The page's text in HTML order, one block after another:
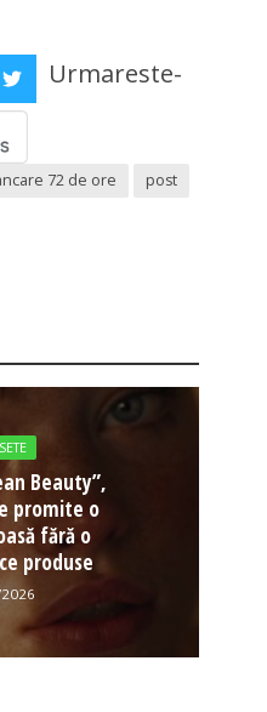
Urmareste-
72 de ore
post
Beauty”,
promite o
fără o
produse